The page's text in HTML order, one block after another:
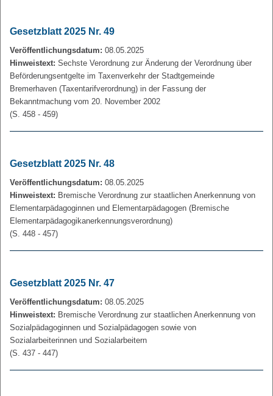
Gesetzblatt 2025 Nr. 49
Veröffentlichungsdatum: 08.05.2025
Hinweistext: Sechste Verordnung zur Änderung der Verordnung über
Beförderungsentgelte im Taxenverkehr der Stadtgemeinde
Bremerhaven (Taxentarifverordnung) in der Fassung der
Bekanntmachung vom 20. November 2002
(S. 458 - 459)
Gesetzblatt 2025 Nr. 48
Veröffentlichungsdatum: 08.05.2025
Hinweistext: Bremische Verordnung zur staatlichen Anerkennung von
Elementarpädagoginnen und Elementarpädagogen (Bremische
Elementarpädagogikanerkennungsverordnung)
(S. 448 - 457)
Gesetzblatt 2025 Nr. 47
Veröffentlichungsdatum: 08.05.2025
Hinweistext: Bremische Verordnung zur staatlichen Anerkennung von
Sozialpädagoginnen und Sozialpädagogen sowie von
Sozialarbeiterinnen und Sozialarbeitern
(S. 437 - 447)